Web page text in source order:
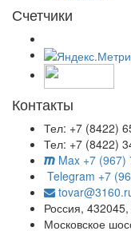
Счетчики
Контакты
Тел: +7 (8422)
Тел: +7 (8422)
Max +7 (967)
Telegram +7
Россия, 432045,
Московское